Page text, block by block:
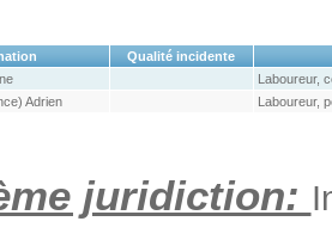
Qualité incidente
Laboureur,
Adrien
Laboureur,
juridiction: